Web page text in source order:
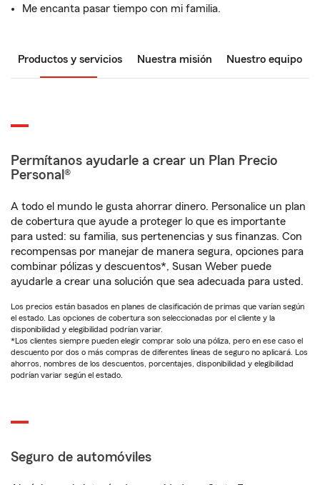
Me encanta pasar tiempo con mi familia.
Productos y servicios Nuestra misión Nuestro equipo
Permítanos ayudarle a crear un Plan Precio
Personal®
A todo el mundo le gusta ahorrar dinero. Personalice un plan
de cobertura que ayude a proteger lo que es importante
para usted: su familia, sus pertenencias y sus finanzas. Con
recompensas por manejar de manera segura, opciones para
combinar pólizas y descuentos*, Susan Weber puede
ayudarle a crear una solución que sea adecuada para usted.
Los precios están basados en planes de clasificación de primas que varían según
el estado. Las opciones de cobertura son seleccionadas por el cliente y la
disponibilidad y elegibilidad podrían variar.
*Los clientes siempre pueden elegir comprar solo una póliza, pero en ese caso el
descuento por dos o más compras de diferentes líneas de seguro no aplicará. Los
ahorros, nombres de los descuentos, porcentajes, disponibilidad y elegibilidad
podrían variar según el estado.
Seguro de automóviles